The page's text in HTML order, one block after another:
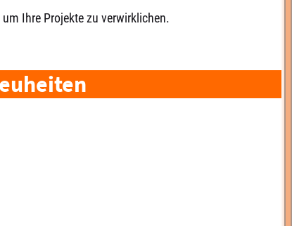
Ihre Projekte zu verwirklichen.